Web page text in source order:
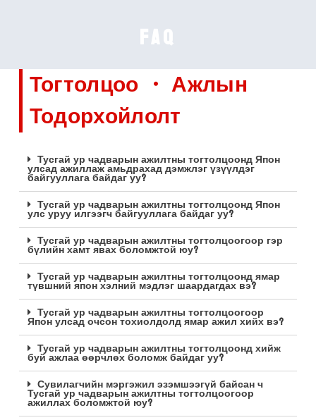
FAQ
Тогтолцоо ・ Ажлын
Тодорхойлолт
Тусгай ур чадварын ажилтны тогтолцоонд Япон
улсад ажиллаж амьдрахад дэмжлэг үзүүлдэг
байгууллага байдаг уу?
Тусгай ур чадварын ажилтны тогтолцоонд Япон
улс уруу илгээгч байгууллага байдаг уу?
Тусгай ур чадварын ажилтны тогтолцоогоор гэр
бүлийн хамт явах боломжтой юу?
Тусгай ур чадварын ажилтны тогтолцоонд ямар
түвшний япон хэлний мэдлэг шаардагдах вэ?
Тусгай ур чадварын ажилтны тогтолцоогоор
Япон улсад очсон тохиолдолд ямар ажил хийх вэ?
Тусгай ур чадварын ажилтны тогтолцоонд хийж
буй ажлаа өөрчлөх боломж байдаг уу?
Сувилагчийн мэргэжил эзэмшээгүй байсан ч
Тусгай ур чадварын ажилтны тогтолцоогоор
ажиллах боломжтой юу?